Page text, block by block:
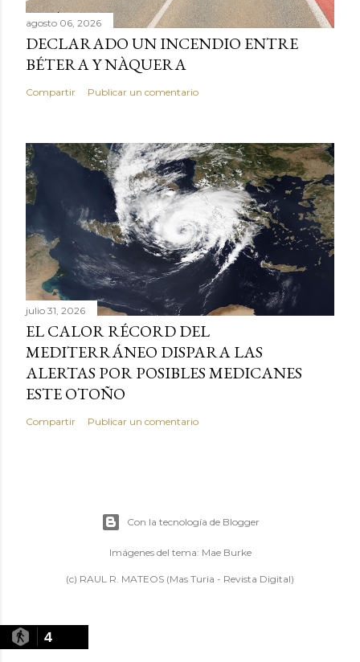
agosto 06, 2026
DECLARADO UN INCENDIO ENTRE
BÉTERA Y NÀQUERA
Compartir Publicar un comentario
julio 31, 2026
EL CALOR RÉCORD DEL
MEDITERRÁNEO DISPARA LAS
ALERTAS POR POSIBLES MEDICANES
ESTE OTOÑO
Compartir Publicar un comentario
Con la tecnología de Blogger
Imágenes del tema: Mae Burke
(c) RAUL R. MATEOS (Mas Turia - Revista Digital)
4